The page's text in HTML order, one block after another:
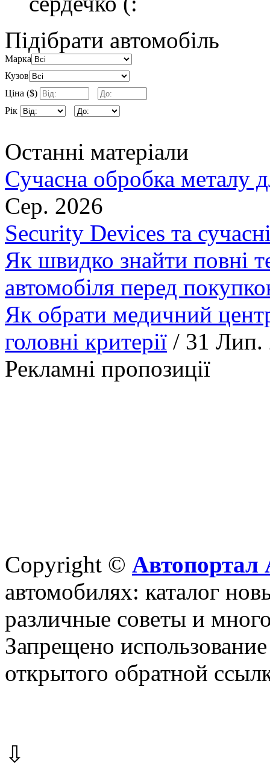
Підібрати автомобіль
Марка
Кузов
Ціна ($)
Рік
Останні матеріали
Сучасна обробка металу
Сер. 2026
Security Devices та
Як швидко знайти повні
автомобіля перед
Як обрати медичний
головні критерії / 31 Лип.
Рекламні пропозиції
Copyright © Автопортал
автомобилях: каталог
различные советы и
Запрещено
открытого обратной
⇩